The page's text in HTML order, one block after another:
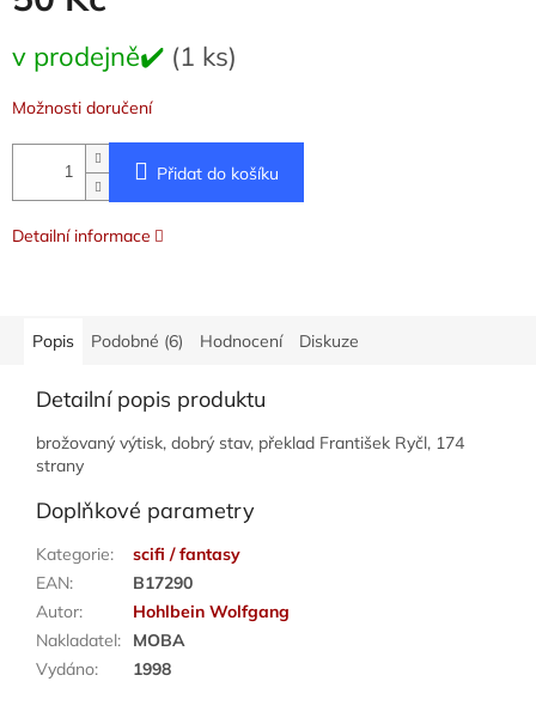
cena:
v prodejně✔️ (1 ks)
Možnosti doručení
Přidat do košíku
Detailní informace
Popis Podobné (6) Hodnocení Diskuze
Detailní popis produktu
brožovaný výtisk, dobrý stav, překlad František Ryčl, 174
strany
Doplňkové parametry
Kategorie:
scifi / fantasy
EAN:
B17290
Autor:
Hohlbein Wolfgang
Nakladatel:
MOBA
Vydáno: 1998